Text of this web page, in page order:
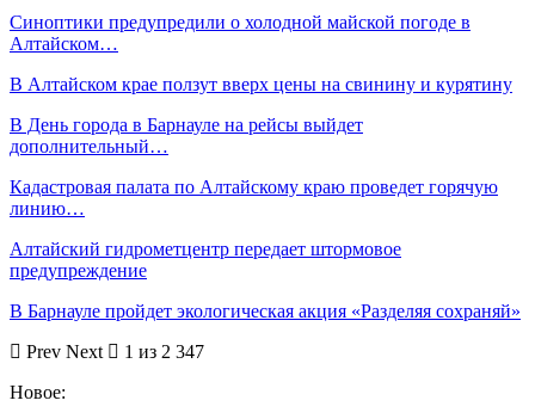
Синоптики предупредили о холодной майской погоде в
Алтайском…
В Алтайском крае ползут вверх цены на свинину и курятину
В День города в Барнауле на рейсы выйдет
дополнительный…
Кадастровая палата по Алтайскому краю проведет горячую
линию…
Алтайский гидрометцентр передает штормовое
предупреждение
В Барнауле пройдет экологическая акция «Разделяя сохраняй»
Prev Next
1 из 2 347
Новое: